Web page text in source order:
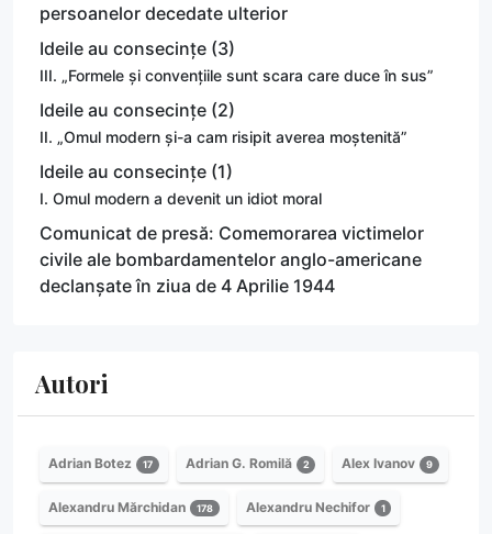
persoanelor decedate ulterior
Ideile au consecințe (3)
III. „Formele și convențiile sunt scara care duce în sus”
Ideile au consecințe (2)
II. „Omul modern și-a cam risipit averea moștenită”
Ideile au consecințe (1)
I. Omul modern a devenit un idiot moral
Comunicat de presă: Comemorarea victimelor
civile ale bombardamentelor anglo-americane
declanșate în ziua de 4 Aprilie 1944
Autori
Adrian Botez 17 Adrian G. Romilă 2 Alex Ivanov 9
Alexandru Mărchidan 178 Alexandru Nechifor 1